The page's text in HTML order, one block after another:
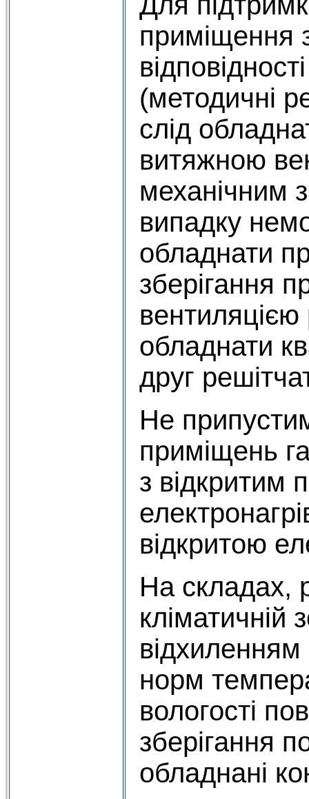
приміщення
(методичні
слід
витяжною
механічним
випадку
обладнати
зберігання
обладнати
друг
Не
приміщень
з відкритим
відкритою
На складах,
кліматичній
норм
вологості
зберігання
обладнані